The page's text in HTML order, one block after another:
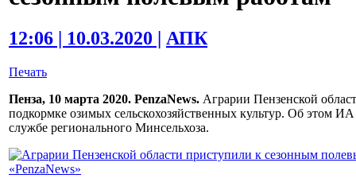
12:06 | 10.03.2020 | АПК
Печать
Пенза, 10 марта 2020. PenzaNews. Аграрии Пензенской
подкормке озимых сельскохозяйственных культур. Об этом
службе регионального Минсельхоза.